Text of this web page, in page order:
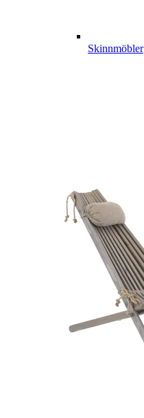
Skinnmöbler